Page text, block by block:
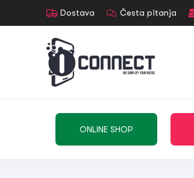
Dostava Česta pitanja
ONLINE SHOP